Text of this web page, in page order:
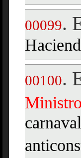
00099.
00100.
Ministro